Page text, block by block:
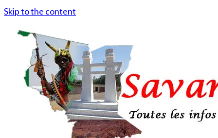
Skip to the content